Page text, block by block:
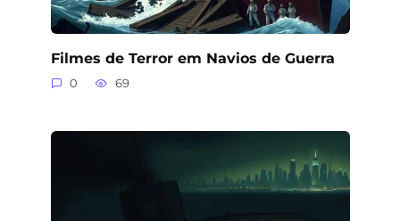
Filmes de Terror em Navios de Guerra
0 69